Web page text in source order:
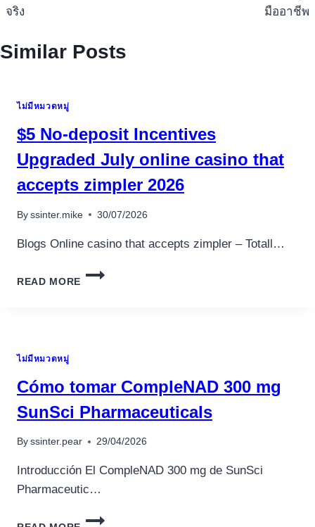
จริง
มืออาชีพ
Similar Posts
ไม่มีหมวดหมู่
$5 No-deposit Incentives
Upgraded July online casino that
accepts zimpler 2026
By ssinter.mike 30/07/2026
Blogs Online casino that accepts zimpler – Totall…
READ MORE
$5
THAT
ACCEPTS
ZIMPLER
ไม่มีหมวดหมู่
Cómo tomar CompleNAD 300 mg
SunSci Pharmaceuticals
By ssinter.pear 29/04/2026
Introducción El CompleNAD 300 mg de SunSci
Pharmaceutic…
CÓMO